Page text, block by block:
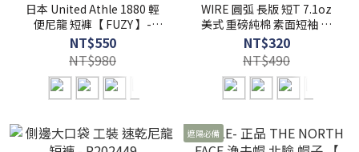
日本 United Athle 1880 輕
便尼龍 短褲【 FUZY 】-
UA1880
NT$550
NT$980
WIRE 圓弧 長版 短T 7.1oz
美式 重磅純棉 素面短袖 【
FUZY 】- S201258
NT$320
NT$490
遮陽必備